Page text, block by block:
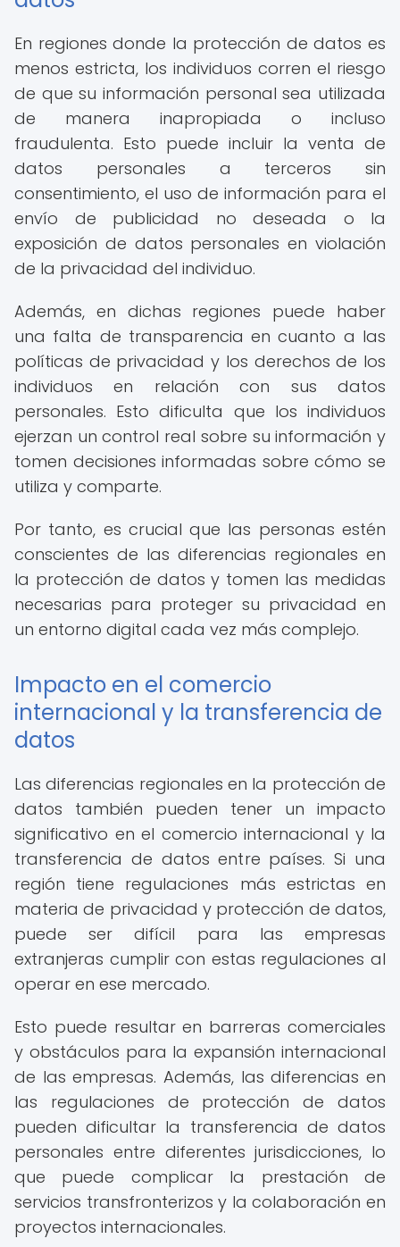
En regiones donde la protección de datos es
menos estricta, los individuos corren el riesgo
de que su información personal sea utilizada
de manera inapropiada o incluso
fraudulenta. Esto puede incluir la venta de
datos personales a terceros sin
consentimiento, el uso de información para el
envío de publicidad no deseada o la
exposición de datos personales en violación
de la privacidad del individuo.
Además, en dichas regiones puede haber
una falta de transparencia en cuanto a las
políticas de privacidad y los derechos de los
individuos en relación con sus datos
personales. Esto dificulta que los individuos
ejerzan un control real sobre su información y
tomen decisiones informadas sobre cómo se
utiliza y comparte.
Por tanto, es crucial que las personas estén
conscientes de las diferencias regionales en
la protección de datos y tomen las medidas
necesarias para proteger su privacidad en
un entorno digital cada vez más complejo.
Impacto en el comercio
internacional y la transferencia de
datos
Las diferencias regionales en la protección de
datos también pueden tener un impacto
significativo en el comercio internacional y la
transferencia de datos entre países. Si una
región tiene regulaciones más estrictas en
materia de privacidad y protección de datos,
puede ser difícil para las empresas
extranjeras cumplir con estas regulaciones al
operar en ese mercado.
Esto puede resultar en barreras comerciales
y obstáculos para la expansión internacional
de las empresas. Además, las diferencias en
las regulaciones de protección de datos
pueden dificultar la transferencia de datos
personales entre diferentes jurisdicciones, lo
que puede complicar la prestación de
servicios transfronterizos y la colaboración en
proyectos internacionales.